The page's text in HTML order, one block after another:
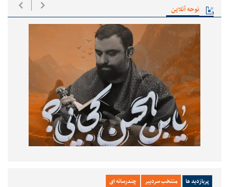
نوحه آنلاین
پربازدید ها منتخب سردبیر چندرسانه ای